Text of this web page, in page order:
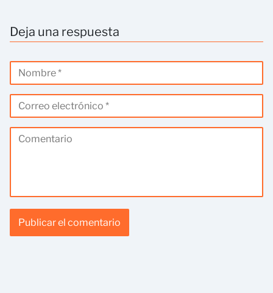
Deja una respuesta